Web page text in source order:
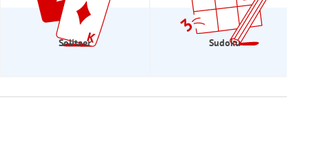
Solitaer Sudoku